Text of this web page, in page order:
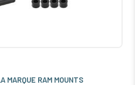
MARQUE RAM MOUNTS